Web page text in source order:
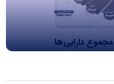
دارایی‌ها